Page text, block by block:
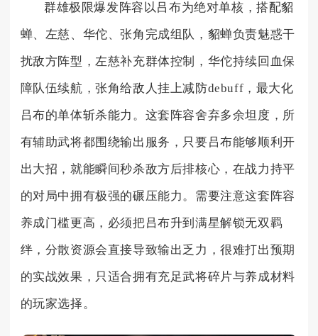
群雄极限爆发阵容以吕布为绝对单核，搭配貂
蝉、左慈、华佗、张角完成组队，貂蝉负责魅惑干
扰敌方阵型，左慈补充群体控制，华佗持续回血保
障队伍续航，张角给敌人挂上减防debuff，最大化
吕布的单体斩杀能力。这套阵容舍弃多余坦度，所
有辅助武将都围绕输出服务，只要吕布能够顺利开
出大招，就能瞬间秒杀敌方后排核心，在战力持平
的对局中拥有极强的碾压能力。需要注意这套阵容
养成门槛更高，必须把吕布升到满星解锁无双羁
绊，分散资源会直接导致输出乏力，很难打出预期
的实战效果，只适合拥有充足武将碎片与养成材料
的玩家选择。